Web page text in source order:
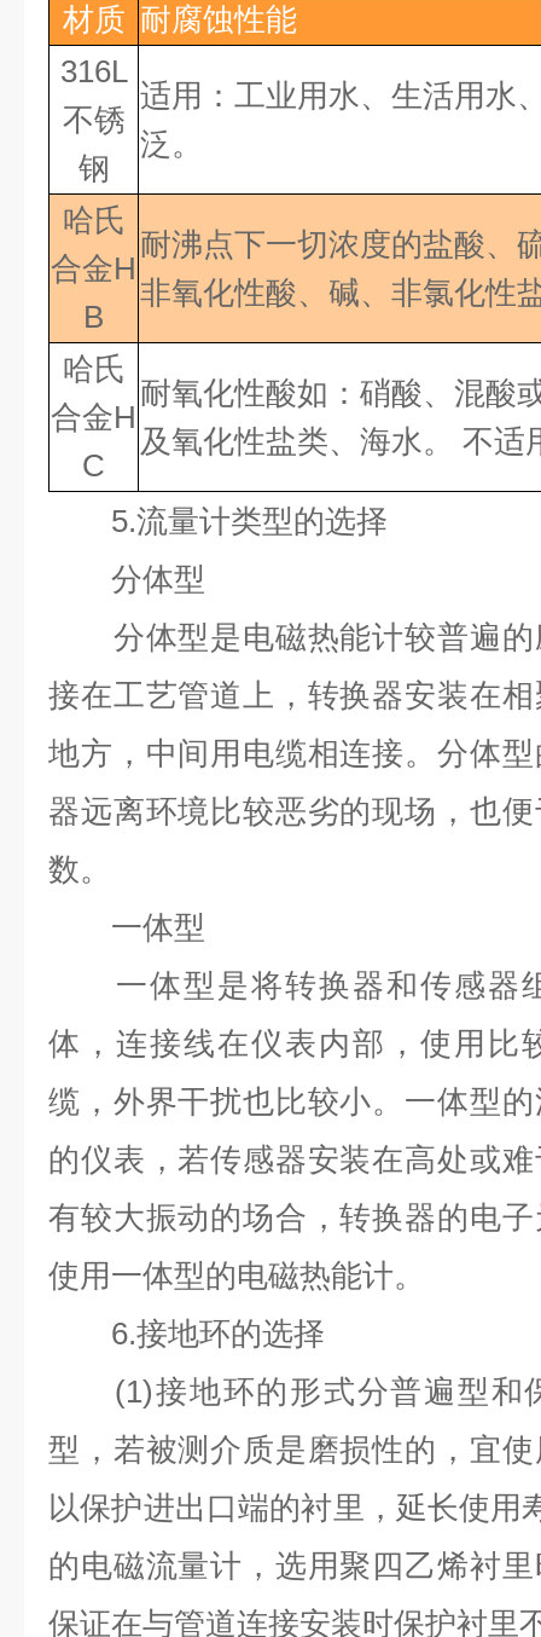
材质 耐腐蚀性能
316L
不锈
钢
适用：工业用水、生活用水
泛。
哈氏
合金H
B
耐沸点下一切浓度的盐酸、
非氧化性酸、碱、非氯化性
哈氏
合金H
C
耐氧化性酸如：硝酸、混酸
及氧化性盐类、海水。
不适
5.流量计类型的选择
分体型
分体型是电磁热能计较普遍的
接在工艺管道上，转换器安装在
地方，中间用电缆相连接。分体
器远离环境比较恶劣的现场，也
数。
一体型
一体型是将转换器和传感器
体，连接线在仪表内部，使用比
缆，外界干扰也比较小。一体型
的仪表，若传感器安装在高处或
有较大振动的场合，转换器的电
使用一体型的电磁热能计。
6.接地环的选择
(1)接地环的形式分普遍型和
型，若被测介质是磨损性的，宜
以保护进出口端的衬里，延长使用
的电磁流量计，选用聚四乙烯衬
保证在与管道连接安装时保护衬里